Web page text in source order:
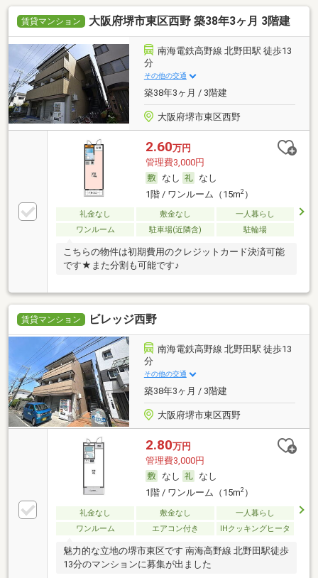
賃貸マンション 大阪府堺市東区西野 築38年3ヶ月 3階建
南海電鉄高野線 北野田駅 徒歩13
分
その他の交通
築38年3ヶ月 / 3階建
大阪府堺市東区西野
2.60万円
管理費3,000円
なし
なし
1階 / ワンルーム（15m2）
礼金なし 敷金なし
一人暮らし
ワンルーム
駐車場(近隣含) 駐輪場
こちらの物件は初期費用のクレジットカード決済可能
です★また分割も可能です♪
賃貸マンション ビレッジ西野
南海電鉄高野線 北野田駅 徒歩13
分
その他の交通
築38年3ヶ月 / 3階建
大阪府堺市東区西野
2.80万円
管理費3,000円
なし
なし
1階 / ワンルーム（15m2）
礼金なし 敷金なし
一人暮らし
ワンルーム
エアコン付き IHクッキングヒータ
魅力的な立地の堺市東区です 南海高野線 北野田駅徒歩
13分のマンションに募集が出ました